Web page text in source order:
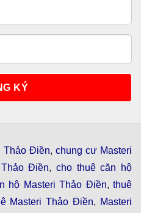
Thảo Điền, chung cư Masteri
Điền, cho thuê căn hộ
hộ Masteri Thảo Điền,thuê
Masteri Thảo Điền, Masteri